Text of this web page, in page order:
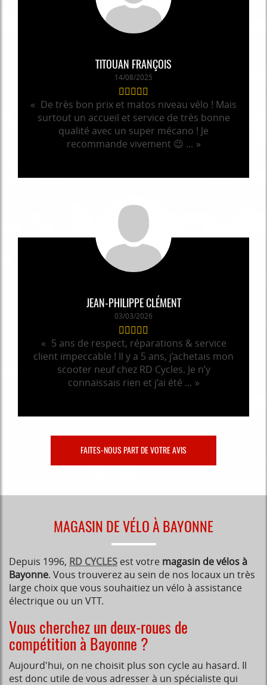
TITOUAN FRANÇOIS
14/08/2025
De très bon prix et matos niveau vélo ! Mais
surtout un accueil et service de très bonne
qualité avec un super mécano ! Je
recommande vivement 😉 ...
JEAN-PHILIPPE CLÉMENT
03/03/2026
5 ans de respect, réparations & service
client impeccable ! Il y a 5 ans, j’achetais mon
scooter neuf chez RD Cycles. Je n’y
connaissais rien et j’ai été ...
FAITES-NOUS PART DE VOTRE AVIS
MAGASIN DE VÉLO À BAYONNE
Depuis 1996, RD CYCLES est votre magasin de vélos à
Bayonne. Vous trouverez au sein de nos locaux un très
large choix que vous souhaitiez un vélo à assistance
électrique ou un VTT.
Vous cherchez un deux-roues de
compétition à Bayonne ?
Aujourd'hui, on ne choisit plus son cycle au hasard. Il
est donc utile de vous adresser à un spécialiste qui